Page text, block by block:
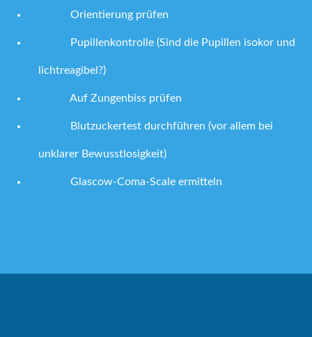
Orientierung prüfen
Pupillenkontrolle (Sind die Pupillen isokor und
lichtreagibel?)
Auf Zungenbiss prüfen
Blutzuckertest durchführen (vor allem bei
unklarer Bewusstlosigkeit)
Glascow-Coma-Scale ermitteln